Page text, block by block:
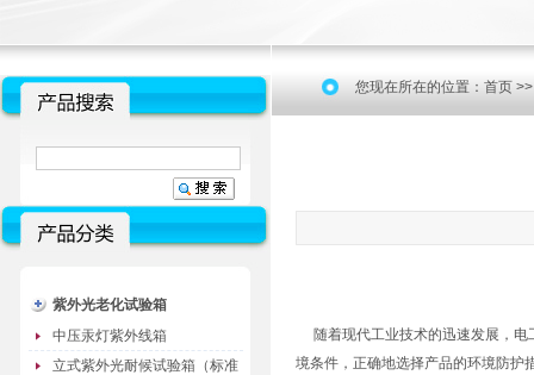
紫外光老化试验箱
中压汞灯紫外线箱
立式紫外光耐候试验箱（标准
您现在所在的位置： 首页
随着现代工业技术的迅速发展，电
境条件，正确地选择产品的环境防护